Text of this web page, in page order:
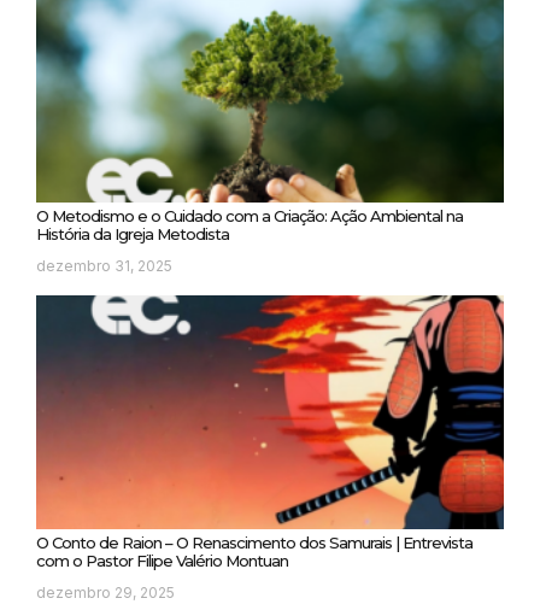
O Metodismo e o Cuidado com a Criação: Ação Ambiental na
História da Igreja Metodista
dezembro 31, 2025
O Conto de Raion – O Renascimento dos Samurais | Entrevista
com o Pastor Filipe Valério Montuan
dezembro 29, 2025